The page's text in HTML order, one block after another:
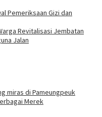
Pemeriksaan Gizi dan
Revitalisasi Jembatan
Jalan
miras di Pameungpeuk
Merek